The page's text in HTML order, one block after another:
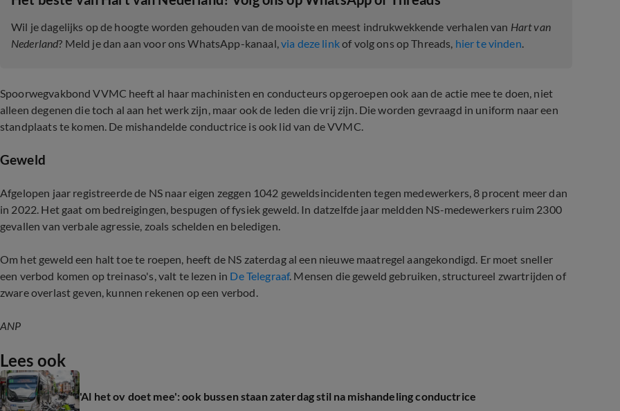
Wil je dagelijks op de hoogte worden gehouden van de mooiste en meest indrukwekkende verhalen van Hart van
Nederland? Meld je dan aan voor ons WhatsApp-kanaal,via deze linkof volg ons op Threads, hier te vinden.
Spoorwegvakbond VVMC heeft al haar machinisten en conducteurs opgeroepen ook aan de actie mee te doen, niet
alleen degenen die toch al aan het werk zijn, maar ook de leden die vrij zijn. Die worden gevraagd in uniform naar een
standplaats te komen. De mishandelde conductrice is ook lid van de VVMC.
Geweld
Afgelopen jaar registreerde de NS naar eigen zeggen 1042 geweldsincidenten tegen medewerkers, 8 procent meer dan
in 2022. Het gaat om bedreigingen, bespugen of fysiek geweld. In datzelfde jaar meldden NS-medewerkers ruim 2300
gevallen van verbale agressie, zoals schelden en beledigen.
Om het geweld een halt toe te roepen, heeft de NS zaterdag al een nieuwe maatregel aangekondigd. Er moet sneller
een verbod komen op treinaso's, valt te lezen in De Telegraaf. Mensen die geweld gebruiken, structureel zwartrijden of
zware overlast geven, kunnen rekenen op een verbod.
ANP
Lees ook
'Al het ov doet mee': ook bussen staan zaterdag stil na mishandeling conductrice